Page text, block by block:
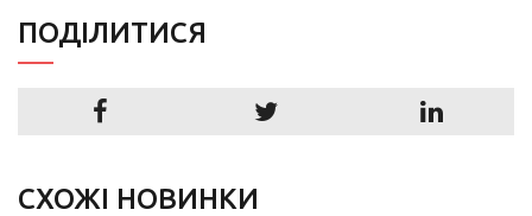
ПОДIЛИТИСЯ
СХОЖІ НОВИНКИ